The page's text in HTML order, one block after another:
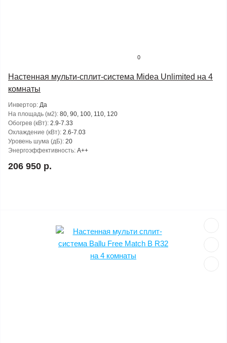
0
Настенная мульти-сплит-система Midea Unlimited на 4
комнаты
Инвертор: Да
На площадь (м2): 80, 90, 100, 110, 120
Обогрев (кВт): 2.9-7.33
Охлаждение (кВт): 2.6-7.03
Уровень шума (дБ): 20
Энергоэффективность: A++
206 950 р.